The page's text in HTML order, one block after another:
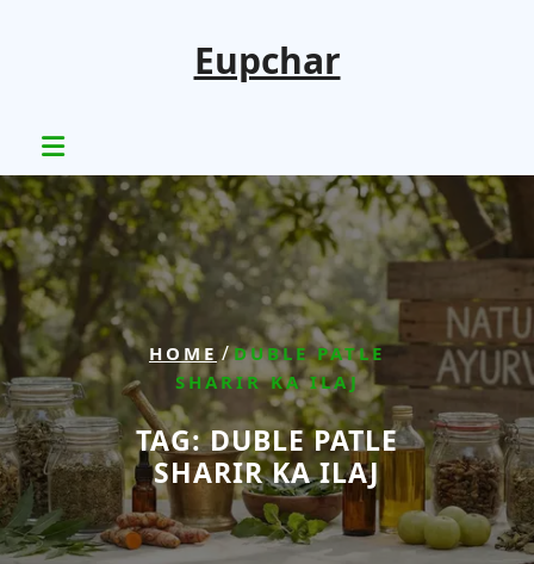
Eupchar
HOME /DUBLE PATLE
SHARIR KA ILAJ
TAG:DUBLE PATLE
SHARIR KA ILAJ